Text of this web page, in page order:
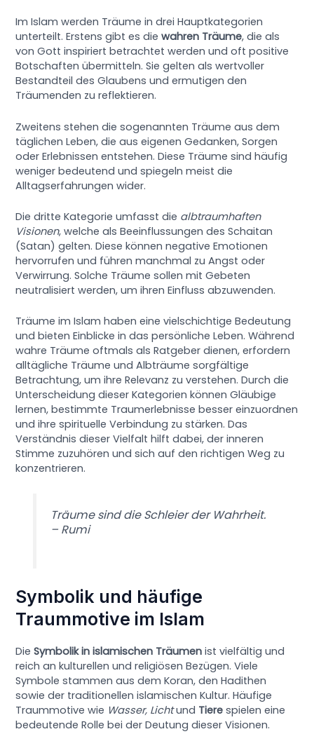
Im Islam werden Träume in drei Hauptkategorien
unterteilt. Erstens gibt es diewahren Träume, die als
von Gott inspiriert betrachtet werden und oft positive
Botschaften übermitteln. Sie gelten als wertvoller
Bestandteil des Glaubens und ermutigen den
Träumenden zu reflektieren.
Zweitens stehen die sogenannten Träume aus dem
täglichen Leben, die aus eigenen Gedanken, Sorgen
oder Erlebnissen entstehen. Diese Träume sind häufig
weniger bedeutend und spiegeln meist die
Alltagserfahrungen wider.
Die dritte Kategorie umfasst die albtraumhaften
Visionen, welche als Beeinflussungen des Schaitan
(Satan) gelten. Diese können negative Emotionen
hervorrufen und führen manchmal zu Angst oder
Verwirrung. Solche Träume sollen mit Gebeten
neutralisiert werden, um ihren Einfluss abzuwenden.
Träume im Islam haben eine vielschichtige Bedeutung
und bieten Einblicke in das persönliche Leben. Während
wahre Träume oftmals als Ratgeber dienen, erfordern
alltägliche Träume und Albträume sorgfältige
Betrachtung, um ihre Relevanz zu verstehen. Durch die
Unterscheidung dieser Kategorien können Gläubige
lernen, bestimmte Traumerlebnisse besser einzuordnen
und ihre spirituelle Verbindung zu stärken. Das
Verständnis dieser Vielfalt hilft dabei, der inneren
Stimme zuzuhören und sich auf den richtigen Weg zu
konzentrieren.
Träume sind die Schleier der Wahrheit.
– Rumi
Symbolik und häufige
Traummotive im Islam
DieSymbolik in islamischen Träumen ist vielfältig und
reich an kulturellen und religiösen Bezügen. Viele
Symbole stammen aus dem Koran, den Hadithen
sowie der traditionellen islamischen Kultur. Häufige
Traummotive wie Wasser, Lichtund Tiere spielen eine
bedeutende Rolle bei der Deutung dieser Visionen.